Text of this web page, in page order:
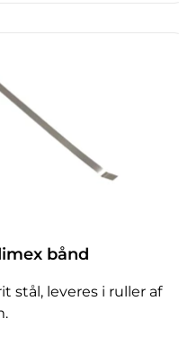
bånd
stål, leveres i ruller af